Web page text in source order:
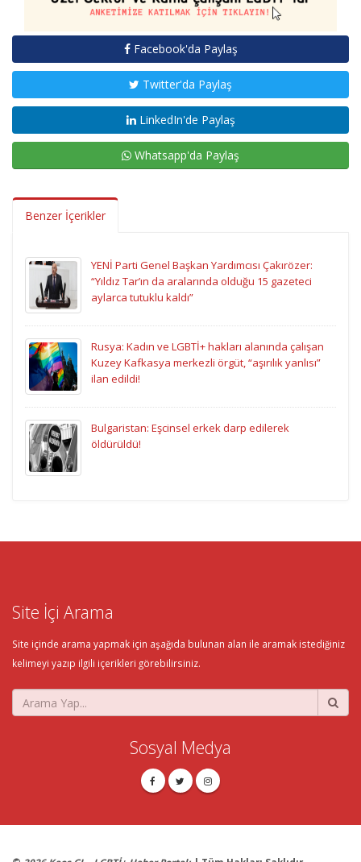
Facebook'da Paylaş
Twitter'da Paylaş
LinkedIn'de Paylaş
Whatsapp'da Paylaş
Benzer İçerikler
YENİ Parti Genel Başkan Yardımcısı Çakırözer:
“Yıldız Tar’ın da aralarında olduğu 15 gazeteci
aylarca tutuklu kaldı”
Rusya: Kadın ve LGBTİ+ hakları alanında çalışan
Kuzey Kafkasya merkezli örgüt, “aşırılık yanlısı”
ilan edildi!
Bulgaristan: Eşcinsel erkek darp edilerek
öldürüldü!
Site İçi Arama
Site içinde arama yapmak için aşağıda bulunan alan ile aramak istediğiniz
kelimeyi yazıp ilgili içerikleri görebilirsiniz.
Sosyal Medya